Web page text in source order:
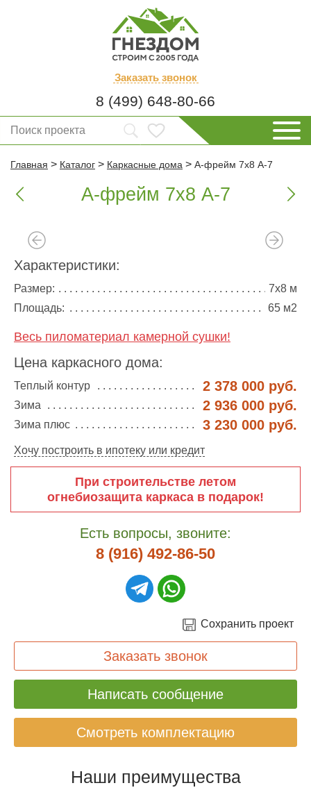
Заказать звонок
8 (499) 648-80-66
Главная > Каталог > Каркасные дома > А-фрейм 7х8 А-7
 А-фрейм 7х8 А-7 
Характеристики:
Размер:
7х8 м
Площадь:
65 м2
Весь пиломатериал камерной сушки!
Цена каркасного дома:
Теплый контур 2 378 000 руб.
Зима 2 936 000 руб.
Зима плюс 3 230 000 руб.
Хочу построить в ипотеку или кредит
При строительстве летом
огнебиозащита каркаса в подарок!
Есть вопросы, звоните:
8 (916) 492-86-50
Сохранить проект
Заказать звонок
Написать сообщение
Смотреть комплектацию
Наши преимущества